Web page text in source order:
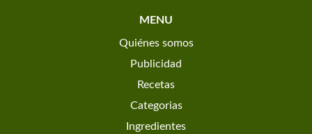
MENU
Quiénes somos
Publicidad
Recetas
Categorias
Ingredientes